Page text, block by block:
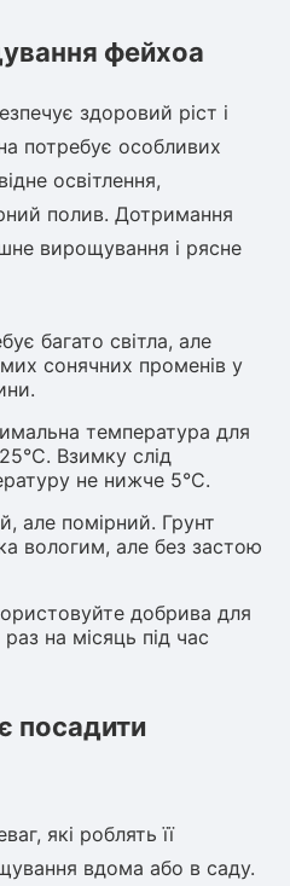
фейхоа
здоровий ріст і
потребує особливих
освітлення,
полив. Дотримання
вирощування і рясне
багато світла, але
сонячних променів у
температура для
Взимку слід
не нижче 5°C.
але помірний. Грунт
вологим, але без застою
добрива для
на місяць під час
посадити
які роблять її
вдома або в саду.